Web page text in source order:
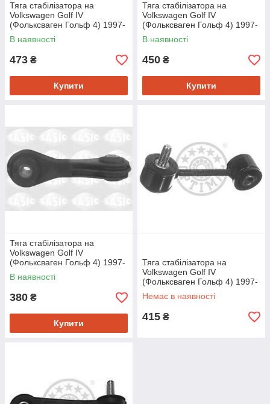
Тяга стабілізатора на
Volkswagen Golf IV
(Фольксваген Гольф 4) 1997-
- ->2005 Delphi TC1454
В наявності
473 ₴
Купити
Тяга стабілізатора на
Volkswagen Golf IV
(Фольксваген Гольф 4) 1997-
>2005 Delphi TC2026
В наявності
450 ₴
Купити
Тяга стабілізатора на
Volkswagen Golf IV
(Фольксваген Гольф 4) 1997-
- ->2005 Sasic 9005093
В наявності
380 ₴
Купити
Тяга стабілізатора на
Volkswagen Golf IV
(Фольксваген Гольф 4) 1997-
- ->2005 Optimal G7603
Немає в наявності
415 ₴